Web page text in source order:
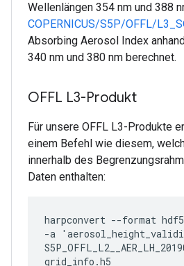
Wellenlängen 354 nm und 388
COPERNICUS/S5P/OFFL/
Absorbing Aerosol Index
340 nm und 380 nm berechnet.
OFFL L3-Produkt
Für unsere OFFL L3-Produkte
einem Befehl wie diesem,
innerhalb des
Daten enthalten:
harpconvert --format hdf5
-a